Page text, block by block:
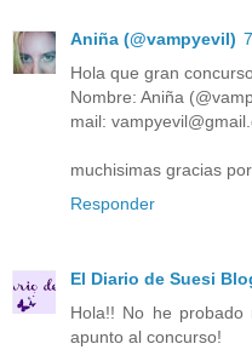
Aniña (@vampyevil)
Hola que gran
Nombre: Aniña
mail:
muchisimas gracias
Responder
El Diario de Suesi
Hola!! No he
apunto al concurso!